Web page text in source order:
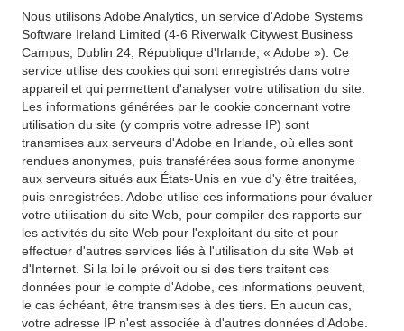
Nous utilisons Adobe Analytics, un service d'Adobe Systems
Software Ireland Limited (4-6 Riverwalk Citywest Business
Campus, Dublin 24, République d'Irlande, « Adobe »). Ce
service utilise des cookies qui sont enregistrés dans votre
appareil et qui permettent d'analyser votre utilisation du site.
Les informations générées par le cookie concernant votre
utilisation du site (y compris votre adresse IP) sont
transmises aux serveurs d'Adobe en Irlande, où elles sont
rendues anonymes, puis transférées sous forme anonyme
aux serveurs situés aux États-Unis en vue d'y être traitées,
puis enregistrées. Adobe utilise ces informations pour évaluer
votre utilisation du site Web, pour compiler des rapports sur
les activités du site Web pour l'exploitant du site et pour
effectuer d'autres services liés à l'utilisation du site Web et
d'Internet. Si la loi le prévoit ou si des tiers traitent ces
données pour le compte d'Adobe, ces informations peuvent,
le cas échéant, être transmises à des tiers. En aucun cas,
votre adresse IP n'est associée à d'autres données d'Adobe.